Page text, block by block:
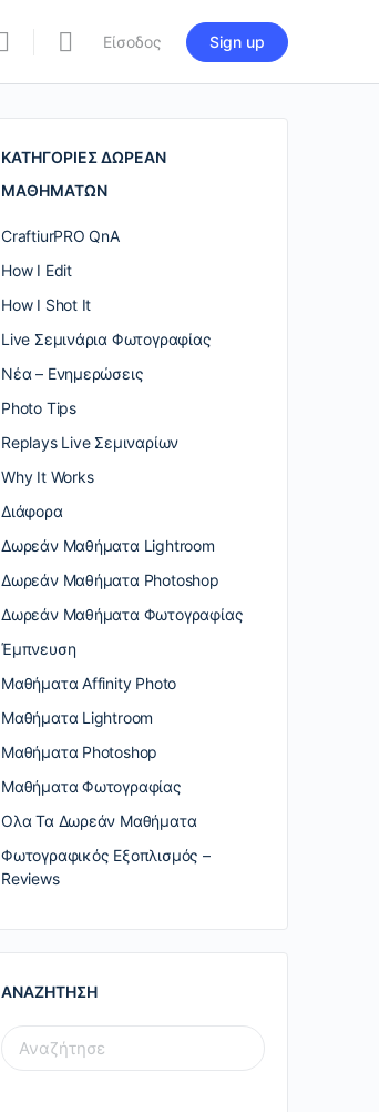
Είσοδος Sign up
ΚΑΤΗΓΟΡΙΕΣ ΔΩΡΕΑΝ
ΜΑΘΗΜΑΤΩΝ
CraftiurPRO QnA
How I Edit
How I Shot It
Live Σεμινάρια Φωτογραφίας
Nέα – Ενημερώσεις
Photo Tips
Replays Live Σεμιναρίων
Why It Works
Διάφορα
Δωρεάν Μαθήματα Lightroom
Δωρεάν Μαθήματα Photoshop
Δωρεάν Μαθήματα Φωτογραφίας
Έμπνευση
Μαθήματα Affinity Photo
Μαθήματα Lightroom
Μαθήματα Photoshop
Μαθήματα Φωτογραφίας
Ολα Τα Δωρεάν Μαθήματα
Φωτογραφικός Εξοπλισμός –
Reviews
ΑΝΑΖΗΤΗΣΗ
SEARCH
FOR: